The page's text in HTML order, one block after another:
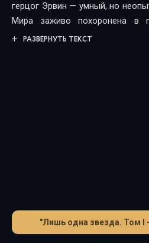
герцог Эрвин — умный, но
Мира заживо похоронена в
призрачною надеждой на
РАЗВЕРНУТЬ ТЕКСТ
"Лишь одна звезда. Том I